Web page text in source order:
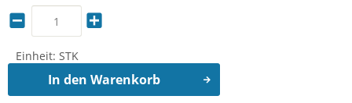
Einheit: STK
In den Warenkorb